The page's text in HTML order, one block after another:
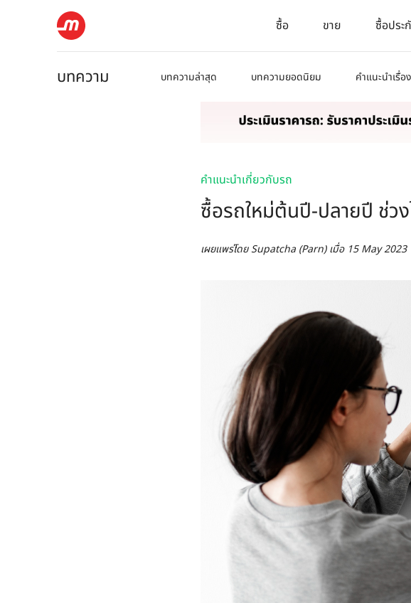
ซื้อ ขาย ซื้อประ
บทความ บทความล่าสุด บทความยอดนิยม คำแนะนำเรื่อ
คำแนะนำเกี่ยวกับรถ
ซื้อรถใหม่ต้นปี-ปลายปี ช่ว
เผยแพร่โดยSupatcha (Parn) เมื่อ 15 May 2023